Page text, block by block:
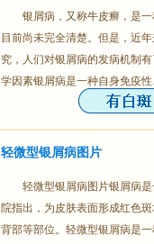
银屑病，又称牛皮癣，是
目前尚未完全清楚。但是，近
究，人们对银屑病的发病机制
学因素银屑病是一种自身免疫
轻微型银屑病图片
轻微型银屑病图片银屑病
院指出，为皮肤表面形成红色
背部等部位。轻微型银屑病是